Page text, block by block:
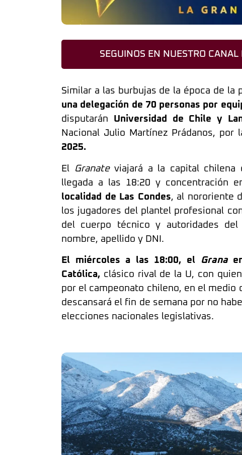
SEGUINOS EN NUESTRO
Similar a las burbujas de la época de la
una delegación de 70 personas por
disputarán Universidad de Chile y
Nacional Julio Martínez Prádanos, por
2025.
El Granateviajará a la capital chilena
llegada a las 18:20 y concentración
localidad de Las Condes, al nororiente
los jugadores del plantel profesional
del cuerpo técnico y autoridades
nombre, apellido y DNI.
El miércoles a las 18:00, el Grana
Católica, clásico rival de la U, con
por el campeonato chileno, en el medio
descansará el fin de semana por no
elecciones nacionales legislativas.